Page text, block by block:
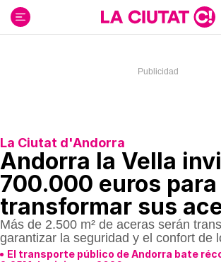
contenido
La Ciutat d'Andorra
Andorra la Vella
700.000 euros para
transformar sus
Más de 2.500 m² de aceras serán
garantizar la seguridad y el confort de
El transporte público de Andorra bate